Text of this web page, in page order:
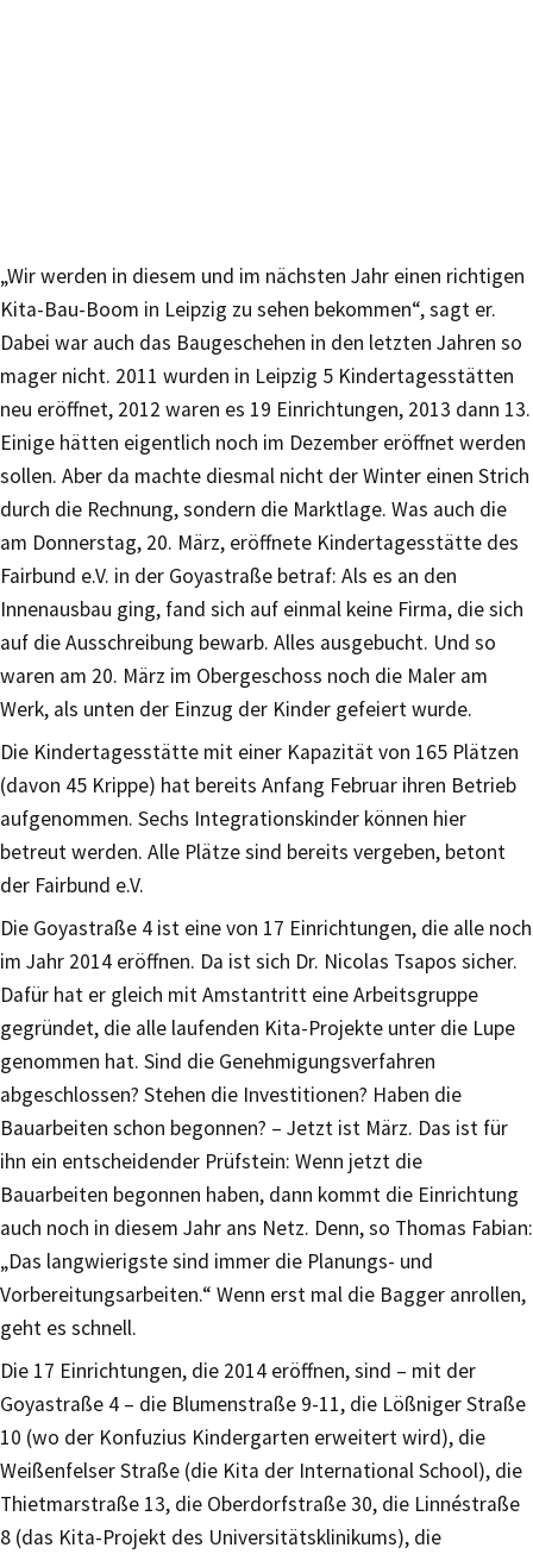
„Wir werden in diesem und im nächsten Jahr einen richtigen
Kita-Bau-Boom in Leipzig zu sehen bekommen“, sagt er.
Dabei war auch das Baugeschehen in den letzten Jahren so
mager nicht. 2011 wurden in Leipzig 5 Kindertagesstätten
neu eröffnet, 2012 waren es 19 Einrichtungen, 2013 dann 13.
Einige hätten eigentlich noch im Dezember eröffnet werden
sollen. Aber da machte diesmal nicht der Winter einen Strich
durch die Rechnung, sondern die Marktlage. Was auch die
am Donnerstag, 20. März, eröffnete Kindertagesstätte des
Fairbund e.V. in der Goyastraße betraf: Als es an den
Innenausbau ging, fand sich auf einmal keine Firma, die sich
auf die Ausschreibung bewarb. Alles ausgebucht. Und so
waren am 20. März im Obergeschoss noch die Maler am
Werk, als unten der Einzug der Kinder gefeiert wurde.
Die Kindertagesstätte mit einer Kapazität von 165 Plätzen
(davon 45 Krippe) hat bereits Anfang Februar ihren Betrieb
aufgenommen. Sechs Integrationskinder können hier
betreut werden. Alle Plätze sind bereits vergeben, betont
der Fairbund e.V.
Die Goyastraße 4 ist eine von 17 Einrichtungen, die alle noch
im Jahr 2014 eröffnen. Da ist sich Dr. Nicolas Tsapos sicher.
Dafür hat er gleich mit Amstantritt eine Arbeitsgruppe
gegründet, die alle laufenden Kita-Projekte unter die Lupe
genommen hat. Sind die Genehmigungsverfahren
abgeschlossen? Stehen die Investitionen? Haben die
Bauarbeiten schon begonnen? – Jetzt ist März. Das ist für
ihn ein entscheidender Prüfstein: Wenn jetzt die
Bauarbeiten begonnen haben, dann kommt die Einrichtung
auch noch in diesem Jahr ans Netz. Denn, so Thomas Fabian:
„Das langwierigste sind immer die Planungs- und
Vorbereitungsarbeiten.“ Wenn erst mal die Bagger anrollen,
geht es schnell.
Die 17 Einrichtungen, die 2014 eröffnen, sind – mit der
Goyastraße 4 – die Blumenstraße 9-11, die Lößniger Straße
10 (wo der Konfuzius Kindergarten erweitert wird), die
Weißenfelser Straße (die Kita der International School), die
Thietmarstraße 13, die Oberdorfstraße 30, die Linnéstraße
8 (das Kita-Projekt des Universitätsklinikums), die